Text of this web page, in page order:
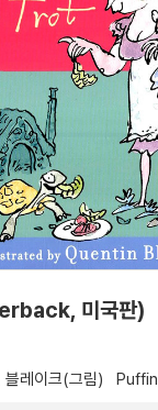
미국판)
블레이크(그림) Puffin